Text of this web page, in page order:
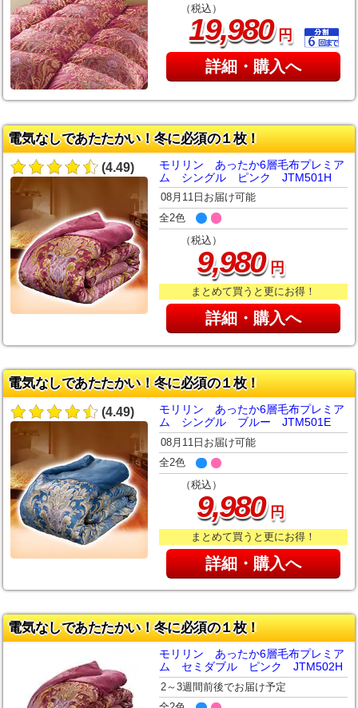
（税込）
19,980円
詳細・購入へ
電気なしであたたかい！冬に必須の１枚！
(4.49)
モリリン あったか6層毛布プレミア
ム シングル ピンク JTM501H
08月11日お届け可能
全2色
（税込）
9,980円
まとめて買うと更にお得！
詳細・購入へ
電気なしであたたかい！冬に必須の１枚！
(4.49)
モリリン あったか6層毛布プレミア
ム シングル ブルー JTM501E
08月11日お届け可能
全2色
（税込）
9,980円
まとめて買うと更にお得！
詳細・購入へ
電気なしであたたかい！冬に必須の１枚！
モリリン あったか6層毛布プレミア
ム セミダブル ピンク JTM502H
2～3週間前後でお届け予定